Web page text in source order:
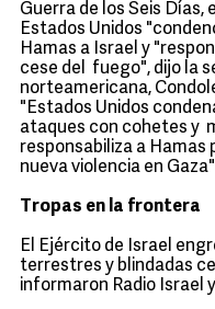
Guerra de los Seis Días,
Estados Unidos
Hamas a Israel y
cese del fuego", dijo la
norteamericana,
"Estados Unidos
ataques con cohetes y
responsabiliza a Hamas
nueva violencia en
Tropas en la frontera
El Ejército de Israel
terrestres y blindadas
informaron Radio Israel